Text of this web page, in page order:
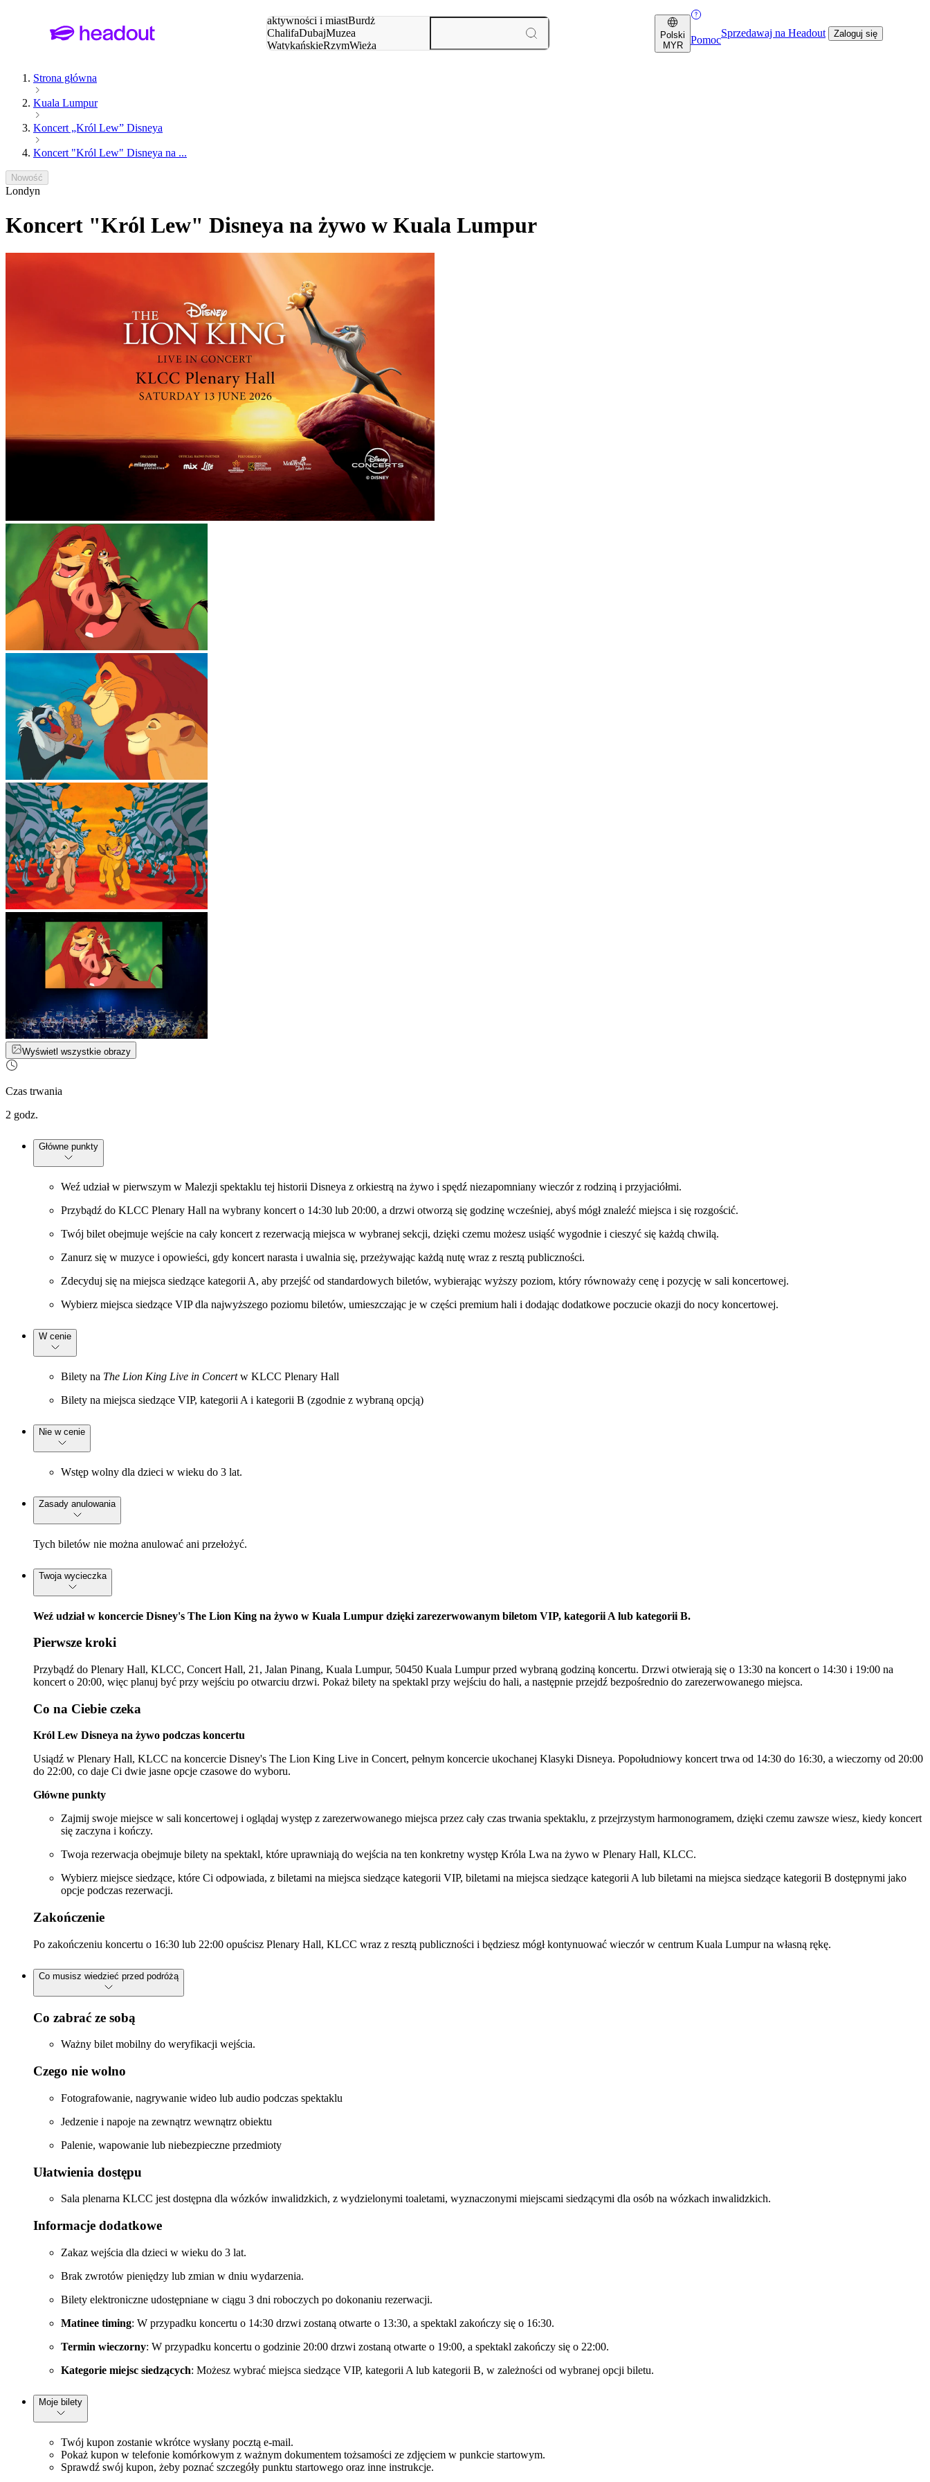
aktywności i miastBurdż
ChalifaDubajMuzea
WatykańskieRzymWieża
Polski
MYR
Pomoc
Sprzedawaj na Headout Zaloguj się
Strona główna
Kuala Lumpur
Koncert „Król Lew” Disneya
Koncert "Król Lew" Disneya na ...
Nowość
Londyn
Koncert "Król Lew" Disneya na żywo w Kuala Lumpur
Wyświetl wszystkie obrazy
Czas trwania
2 godz.
Główne punkty
Weź udział w pierwszym w Malezji spektaklu tej historii Disneya z orkiestrą na żywo i spędź niezapomniany wieczór z rodziną i przyjaciółmi.
Przybądź do KLCC Plenary Hall na wybrany koncert o 14:30 lub 20:00, a drzwi otworzą się godzinę wcześniej, abyś mógł znaleźć miejsca i się rozgościć.
Twój bilet obejmuje wejście na cały koncert z rezerwacją miejsca w wybranej sekcji, dzięki czemu możesz usiąść wygodnie i cieszyć się każdą chwilą.
Zanurz się w muzyce i opowieści, gdy koncert narasta i uwalnia się, przeżywając każdą nutę wraz z resztą publiczności.
Zdecyduj się na miejsca siedzące kategorii A, aby przejść od standardowych biletów, wybierając wyższy poziom, który równoważy cenę i pozycję w sali koncertowej.
Wybierz miejsca siedzące VIP dla najwyższego poziomu biletów, umieszczając je w części premium hali i dodając dodatkowe poczucie okazji do nocy koncertowej.
W cenie
Bilety na The Lion King Live in Concertw KLCC Plenary Hall
Bilety na miejsca siedzące VIP, kategorii A i kategorii B (zgodnie z wybraną opcją)
Nie w cenie
Wstęp wolny dla dzieci w wieku do 3 lat.
Zasady anulowania
Tych biletów nie można anulować ani przełożyć.
Twoja wycieczka
Weź udział w koncercie Disney's The Lion King na żywo w Kuala Lumpur dzięki zarezerwowanym biletom VIP, kategorii A lub kategorii B.
Pierwsze kroki
Przybądź do Plenary Hall, KLCC, Concert Hall, 21, Jalan Pinang, Kuala Lumpur, 50450 Kuala Lumpur przed wybraną godziną koncertu. Drzwi otwierają się o 13:30 na koncert o 14:30 i 19:00 na
koncert o 20:00, więc planuj być przy wejściu po otwarciu drzwi. Pokaż bilety na spektakl przy wejściu do hali, a następnie przejdź bezpośrednio do zarezerwowanego miejsca.
Co na Ciebie czeka
Król Lew Disneya na żywo podczas koncertu
Usiądź w Plenary Hall, KLCC na koncercie Disney's The Lion King Live in Concert, pełnym koncercie ukochanej Klasyki Disneya. Popołudniowy koncert trwa od 14:30 do 16:30, a wieczorny od 20:00
do 22:00, co daje Ci dwie jasne opcje czasowe do wyboru.
Główne punkty
Zajmij swoje miejsce w sali koncertowej i oglądaj występ z zarezerwowanego miejsca przez cały czas trwania spektaklu, z przejrzystym harmonogramem, dzięki czemu zawsze wiesz, kiedy koncert
się zaczyna i kończy.
Twoja rezerwacja obejmuje bilety na spektakl, które uprawniają do wejścia na ten konkretny występ Króla Lwa na żywo w Plenary Hall, KLCC.
Wybierz miejsce siedzące, które Ci odpowiada, z biletami na miejsca siedzące kategorii VIP, biletami na miejsca siedzące kategorii A lub biletami na miejsca siedzące kategorii B dostępnymi jako
opcje podczas rezerwacji.
Zakończenie
Po zakończeniu koncertu o 16:30 lub 22:00 opuścisz Plenary Hall, KLCC wraz z resztą publiczności i będziesz mógł kontynuować wieczór w centrum Kuala Lumpur na własną rękę.
Co musisz wiedzieć przed podróżą
Co zabrać ze sobą
Ważny bilet mobilny do weryfikacji wejścia.
Czego nie wolno
Fotografowanie, nagrywanie wideo lub audio podczas spektaklu
Jedzenie i napoje na zewnątrz wewnątrz obiektu
Palenie, wapowanie lub niebezpieczne przedmioty
Ułatwienia dostępu
Sala plenarna KLCC jest dostępna dla wózków inwalidzkich, z wydzielonymi toaletami, wyznaczonymi miejscami siedzącymi dla osób na wózkach inwalidzkich.
Informacje dodatkowe
Zakaz wejścia dla dzieci w wieku do 3 lat.
Brak zwrotów pieniędzy lub zmian w dniu wydarzenia.
Bilety elektroniczne udostępniane w ciągu 3 dni roboczych po dokonaniu rezerwacji.
Matinee timing: W przypadku koncertu o 14:30 drzwi zostaną otwarte o 13:30, a spektakl zakończy się o 16:30.
Termin wieczorny: W przypadku koncertu o godzinie 20:00 drzwi zostaną otwarte o 19:00, a spektakl zakończy się o 22:00.
Kategorie miejsc siedzących: Możesz wybrać miejsca siedzące VIP, kategorii A lub kategorii B, w zależności od wybranej opcji biletu.
Moje bilety
Twój kupon zostanie wkrótce wysłany pocztą e-mail.
Pokaż kupon w telefonie komórkowym z ważnym dokumentem tożsamości ze zdjęciem w punkcie startowym.
Sprawdź swój kupon, żeby poznać szczegóły punktu startowego oraz inne instrukcje.